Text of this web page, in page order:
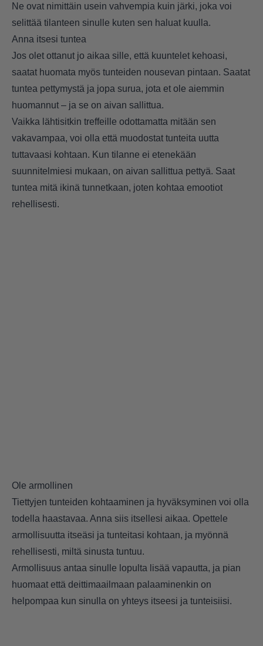
Ne ovat nimittäin usein vahvempia kuin järki, joka voi
selittää tilanteen sinulle kuten sen haluat kuulla.
Anna itsesi tuntea
Jos olet ottanut jo aikaa sille, että kuuntelet kehoasi,
saatat huomata myös tunteiden nousevan pintaan. Saatat
tuntea pettymystä ja jopa surua, jota et ole aiemmin
huomannut – ja se on aivan sallittua.
Vaikka lähtisitkin treffeille odottamatta mitään sen
vakavampaa, voi olla että muodostat tunteita uutta
tuttavaasi kohtaan. Kun tilanne ei etenekään
suunnitelmiesi mukaan, on aivan sallittua pettyä. Saat
tuntea mitä ikinä tunnetkaan, joten kohtaa emootiot
rehellisesti.
Ole armollinen
Tiettyjen tunteiden kohtaaminen ja hyväksyminen voi olla
todella haastavaa. Anna siis itsellesi aikaa. Opettele
armollisuutta itseäsi ja tunteitasi kohtaan, ja myönnä
rehellisesti, miltä sinusta tuntuu.
Armollisuus antaa sinulle lopulta lisää vapautta, ja pian
huomaat että deittimaailmaan palaaminenkin on
helpompaa kun sinulla on yhteys itseesi ja tunteisiisi.